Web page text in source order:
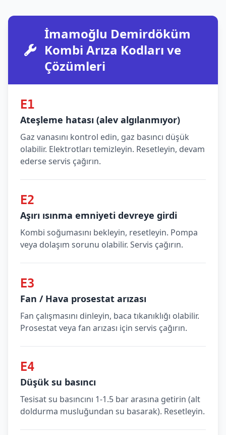
İmamoğlu Demirdöküm
Kombi Arıza Kodları ve
Çözümleri
E1
Ateşleme hatası (alev algılanmıyor)
Gaz vanasını kontrol edin, gaz basıncı düşük
olabilir. Elektrotları temizleyin. Resetleyin, devam
ederse servis çağırın.
E2
Aşırı ısınma emniyeti devreye girdi
Kombi soğumasını bekleyin, resetleyin. Pompa
veya dolaşım sorunu olabilir. Servis çağırın.
E3
Fan / Hava prosestat arızası
Fan çalışmasını dinleyin, baca tıkanıklığı olabilir.
Prosestat veya fan arızası için servis çağırın.
E4
Düşük su basıncı
Tesisat su basıncını 1-1.5 bar arasına getirin (alt
doldurma musluğundan su basarak). Resetleyin.